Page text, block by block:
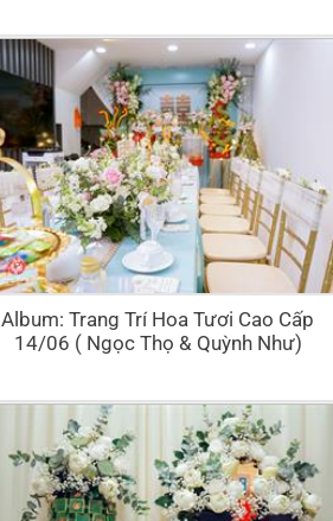
Album: Trang Trí Hoa Tươi Cao Cấp
14/06 ( Ngọc Thọ & Quỳnh Như)